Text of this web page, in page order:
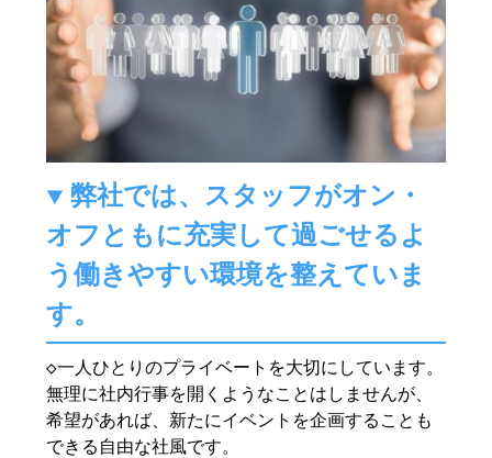
弊社では、スタッフがオン・
オフともに充実して過ごせるよ
う働きやすい環境を整えていま
す。
◇一人ひとりのプライベートを大切にしています。
無理に社内行事を開くようなことはしませんが、
希望があれば、新たにイベントを企画することも
できる自由な社風です。